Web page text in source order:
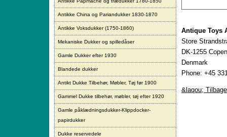
Antikke China og Pariandukker 1830-1870
Antikke Voksdukker (1750-1860)
Mekaniske Dukker og spilledåser
Gamle Dukker efter 1930
Blandede dukker
Antikt Dukke Tilbehør, Møbler, Tøj før 1900
Gammel Dukke tilbehør, møbler, tøj efter 1920
Gamle påklædningsdukker-Klippdocker-
papirdukker
Dukke reservedele
Antique Toys
Store
DK-1255
Denmark
Phone: +45
&laqou; Tilbage